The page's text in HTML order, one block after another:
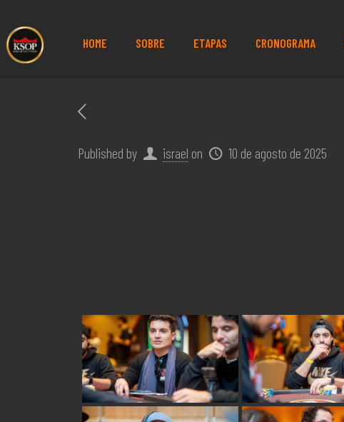
HOME SOBRE ETAPAS CRONOGRAMA
Published by israel on 10 de agosto de 2025